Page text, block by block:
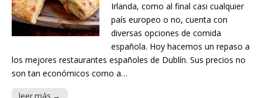
Irlanda, como al final casi cualquier
país europeo o no, cuenta con
diversas opciones de comida
española. Hoy hacemos un repaso a
los mejores restaurantes españoles de Dublín. Sus precios no
son tan económicos como a…
leer más →